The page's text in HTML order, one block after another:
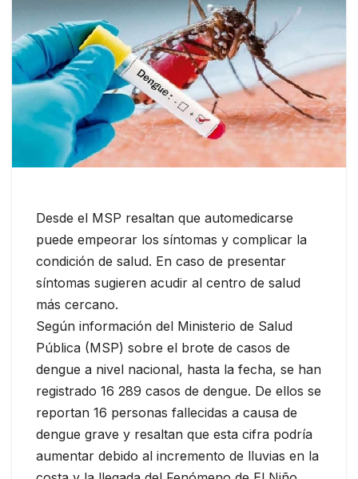
Desde el MSP resaltan que automedicarse
puede empeorar los síntomas y complicar la
condición de salud. En caso de presentar
síntomas sugieren acudir al centro de salud
más cercano.
Según información del Ministerio de Salud
Pública (MSP) sobre el brote de casos de
dengue a nivel nacional, hasta la fecha, se han
registrado 16 289 casos de dengue. De ellos se
reportan 16 personas fallecidas a causa de
dengue grave y resaltan que esta cifra podría
aumentar debido al incremento de lluvias en la